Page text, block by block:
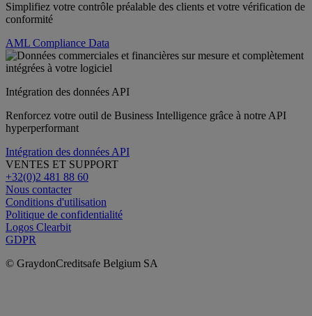
Simplifiez votre contrôle préalable des clients et votre vérification de
conformité
AML Compliance Data
Intégration des données API
Renforcez votre outil de Business Intelligence grâce à notre API
hyperperformant
Intégration des données API
VENTES ET SUPPORT
+32(0)2 481 88 60
Nous contacter
Conditions d'utilisation
Politique de confidentialité
Logos Clearbit
GDPR
© GraydonCreditsafe Belgium SA